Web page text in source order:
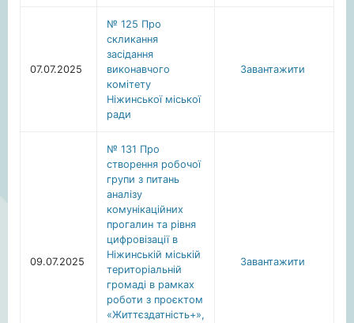
07.07.2025
№ 125 Про
скликання
засідання
виконавчого
комітету
Ніжинської міської
ради
Завантажити
09.07.2025
№ 131 Про
створення робочої
групи з питань
аналізу
комунікаційних
прогалин та рівня
цифровізації в
Ніжинській міській
територіальній
громаді в рамках
роботи з проєктом
«Життєздатність+»,
Завантажити